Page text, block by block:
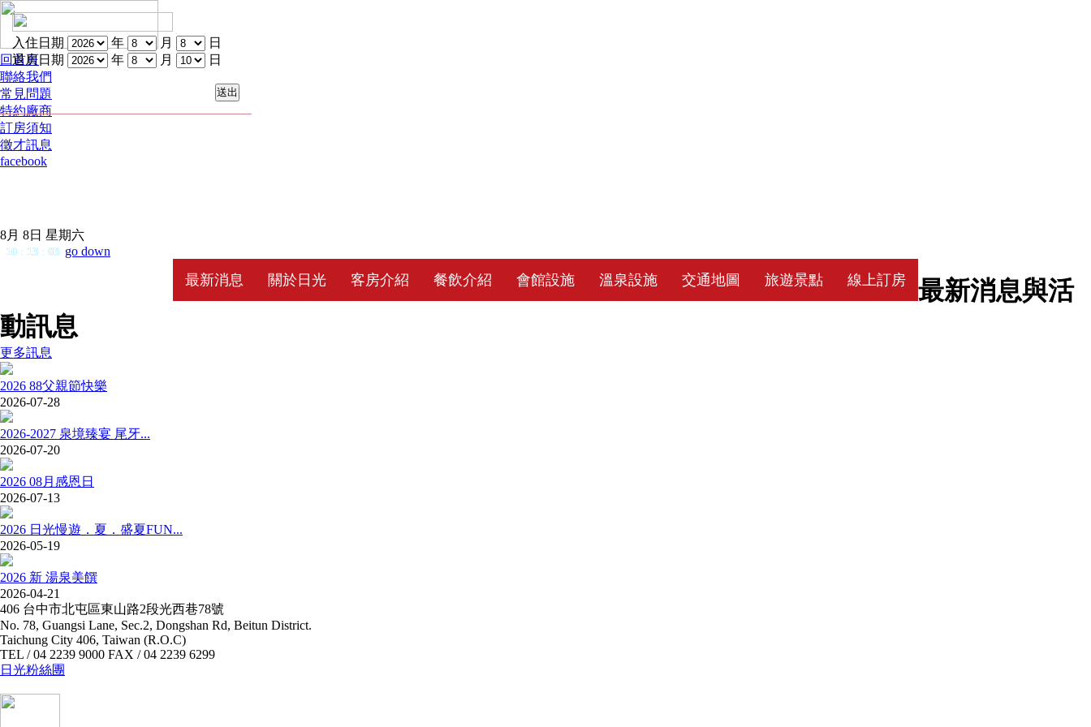
回首頁
聯絡我們
常見問題
特約廠商
訂房須知
徵才訊息
facebook
入住日期 年 月
日
退房日期
年 月 日
8月 8日 星期六
10 : 13 : 03 go down
最新消息 關於日光 客房介紹 餐飲介紹 會館設施 溫泉設施 交通地圖 旅遊景點 線上訂房
最新消息與活
動訊息
更多訊息
2026 88父親節快樂
2026-07-28
2026-2027 泉境臻宴 尾牙...
2026-07-20
2026 08月感恩日
2026-07-13
2026 日光慢遊．夏．盛夏FUN...
2026-05-19
2026 新 湯泉美饌
2026-04-21
406 台中市北屯區東山路2段光西巷78號
No. 78, Guangsi Lane, Sec.2, Dongshan Rd, Beitun District.
Taichung City 406, Taiwan (R.O.C)
TEL / 04 2239 9000 FAX / 04 2239 6299
日光粉絲團